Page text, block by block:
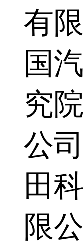
有
国
究
公
田
限